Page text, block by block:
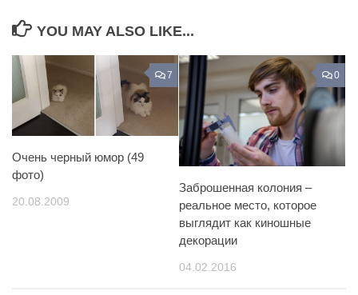
YOU MAY ALSO LIKE...
7
Очень черный юмор (49
фото)
20.08.2009
0
Заброшенная колония –
реальное место, которое
выглядит как киношные
декорации
04.02.2016